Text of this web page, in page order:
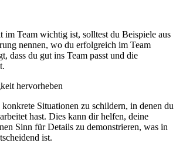
im Team wichtig ist, solltest du Beispiele aus
nennen, wo du erfolgreich im Team
dass du gut ins Team passt und die
hervorheben
Situationen zu schildern, in denen du
hast. Dies kann dir helfen, deine
Sinn für Details zu demonstrieren, was in
ist.